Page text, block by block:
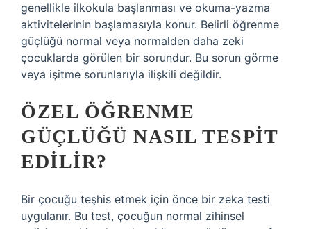
genellikle ilkokula başlanması ve okuma-yazma
aktivitelerinin başlamasıyla konur. Belirli öğrenme
güçlüğü normal veya normalden daha zeki
çocuklarda görülen bir sorundur. Bu sorun görme
veya işitme sorunlarıyla ilişkili değildir.
ÖZEL ÖĞRENME
GÜÇLÜĞÜ NASIL TESPIT
EDILIR?
Bir çocuğu teşhis etmek için önce bir zeka testi
uygulanır. Bu test, çocuğun normal zihinsel